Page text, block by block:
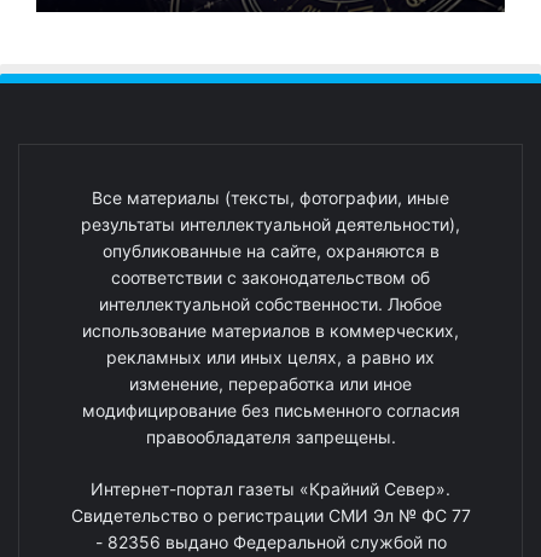
Все материалы (тексты, фотографии, иные
результаты интеллектуальной деятельности),
опубликованные на сайте, охраняются в
соответствии с законодательством об
интеллектуальной собственности. Любое
использование материалов в коммерческих,
рекламных или иных целях, а равно их
изменение, переработка или иное
модифицирование без письменного согласия
правообладателя запрещены.
Интернет-портал газеты «Крайний Север».
Свидетельство о регистрации СМИ Эл № ФС 77
- 82356 выдано Федеральной службой по